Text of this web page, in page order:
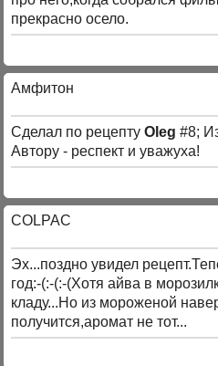
прекрасно осело.
Амфитон
Сделал по рецептуOleg #8;
Автору - респект и уважуха!
COLPAC
Эх...поздно увидел
год:-(:-(:-(Хотя айва в
кладу...Но из мороженой
получится,аромат не тот...